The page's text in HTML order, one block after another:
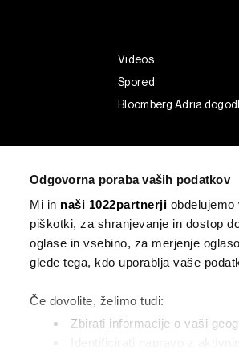
Odgovorna poraba vaših podatkov
Mi in naši 1022partnerji
piškotki, za shranjevanje in dostop
oglase in vsebino, za merjenje
glede tega, kdo uporablja vaše
Če dovolite, želimo tudi:
Zbirati informacije o vaši
Videos
Spored
Bloomberg Adria